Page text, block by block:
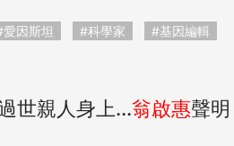
愛因斯坦 #科學家 #基因編輯
世親人身上...翁啟惠聲明